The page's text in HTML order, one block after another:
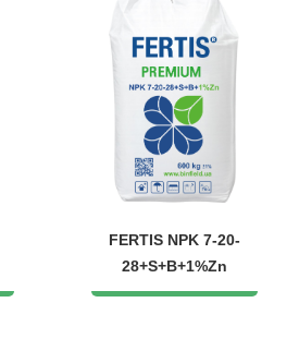
FERTIS NPK 7-20-
28+S+B+1%Zn